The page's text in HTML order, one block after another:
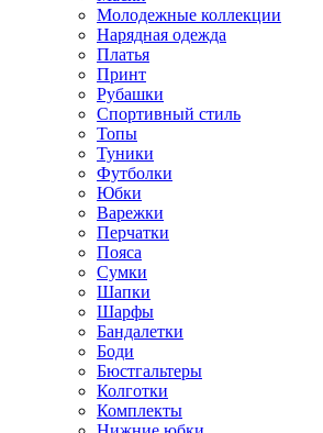
Молодежные коллекции
Нарядная одежда
Платья
Принт
Рубашки
Спортивный стиль
Топы
Туники
Футболки
Юбки
Варежки
Перчатки
Пояса
Сумки
Шапки
Шарфы
Бандалетки
Боди
Бюстгальтеры
Колготки
Комплекты